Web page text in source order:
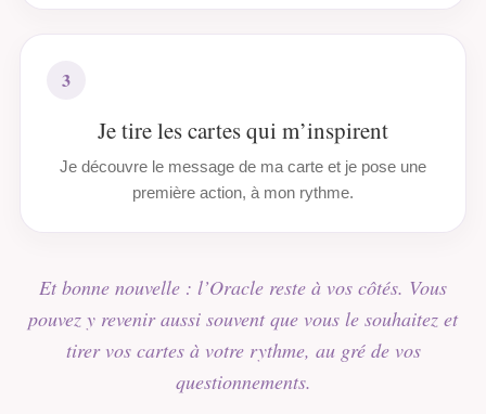
3
Je tire les cartes qui m’inspirent
Je découvre le message de ma carte et je pose une
première action, à mon rythme.
Et bonne nouvelle : l’Oracle reste à vos côtés. Vous
pouvez y revenir aussi souvent que vous le souhaitez et
tirer vos cartes à votre rythme, au gré de vos
questionnements.